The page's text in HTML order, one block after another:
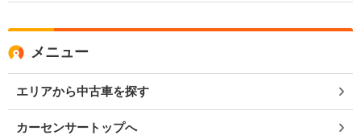
メニュー
エリアから中古車を探す
カーセンサートップへ